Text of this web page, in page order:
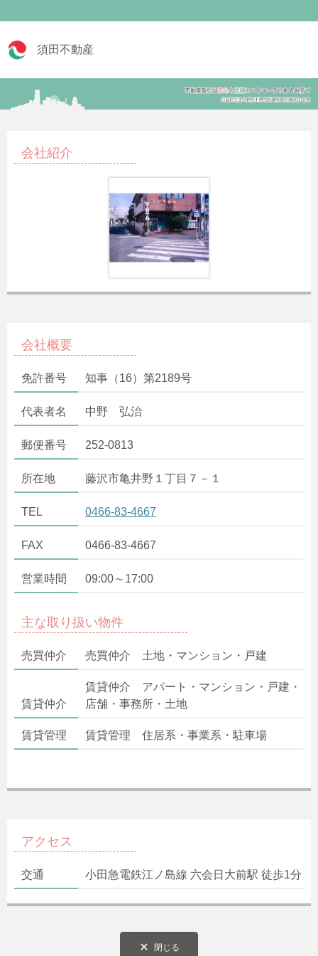
須田不動産
会社紹介
会社概要
免許番号 知事（16）第2189号
代表者名 中野 弘治
郵便番号 252-0813
所在地 藤沢市亀井野１丁目７－１
TEL 0466-83-4667
FAX 0466-83-4667
営業時間 09:00～17:00
主な取り扱い物件
売買仲介 売買仲介 土地・マンション・戸建
賃貸仲介
賃貸仲介 アパート・マンション・戸建・
店舗・事務所・土地
賃貸管理 賃貸管理 住居系・事業系・駐車場
アクセス
交通 小田急電鉄江ノ島線 六会日大前駅 徒歩1分
閉じる